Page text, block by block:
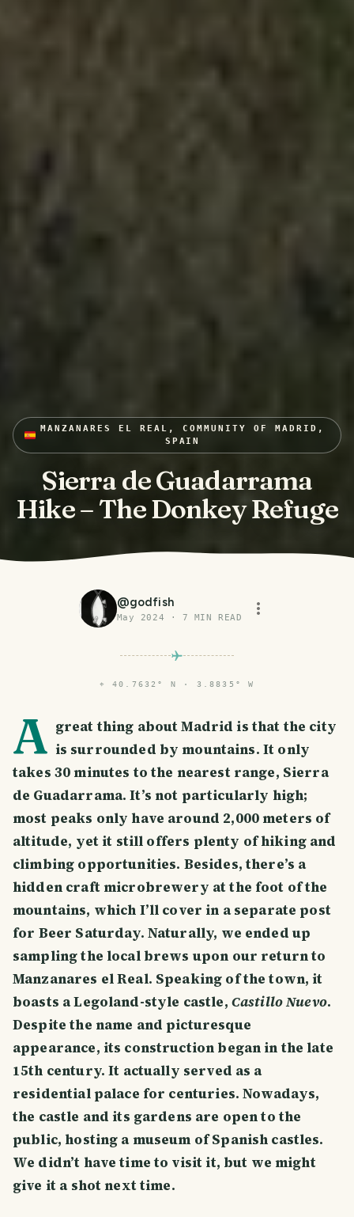
MANZANARES EL REAL, COMMUNITY OF MADRID,
SPAIN
Sierra de Guadarrama
Hike – The Donkey Refuge
@godfish
May 2024 · 7 MIN READ
⌖ 40.7632° N · 3.8835° W
A great thing about Madrid is that the city
is surrounded by mountains. It only
takes 30 minutes to the nearest range, Sierra
de Guadarrama. It’s not particularly high;
most peaks only have around 2,000 meters of
altitude, yet it still offers plenty of hiking and
climbing opportunities. Besides, there’s a
hidden craft microbrewery at the foot of the
mountains, which I’ll cover in a separate post
for Beer Saturday. Naturally, we ended up
sampling the local brews upon our return to
Manzanares el Real. Speaking of the town, it
boasts a Legoland-style castle, Castillo Nuevo.
Despite the name and picturesque
appearance, its construction began in the late
15th century. It actually served as a
residential palace for centuries. Nowadays,
the castle and its gardens are open to the
public, hosting a museum of Spanish castles.
We didn’t have time to visit it, but we might
give it a shot next time.